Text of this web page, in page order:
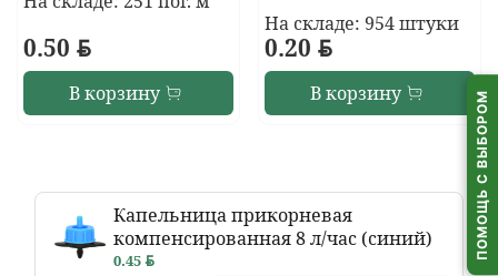
0.50 BYN
В корзину
На складе: 954 штуки
0.20 BYN
В корзину
Капельница прикорневая
компенсированная 8 л/час (синий)
0.45BYN
ПОМОЩЬ С ВЫБОРОМ